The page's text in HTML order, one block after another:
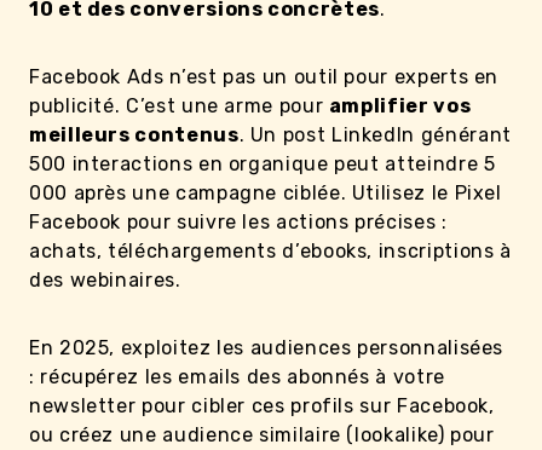
10 et des conversions concrètes.
Facebook Ads n’est pas un outil pour experts en
publicité. C’est une arme pour amplifier vos
meilleurs contenus. Un post LinkedIn générant
500 interactions en organique peut atteindre 5
000 après une campagne ciblée. Utilisez le Pixel
Facebook pour suivre les actions précises :
achats, téléchargements d’ebooks, inscriptions à
des webinaires.
En 2025, exploitez les audiences personnalisées
: récupérez les emails des abonnés à votre
newsletter pour cibler ces profils sur Facebook,
ou créez une audience similaire (lookalike) pour